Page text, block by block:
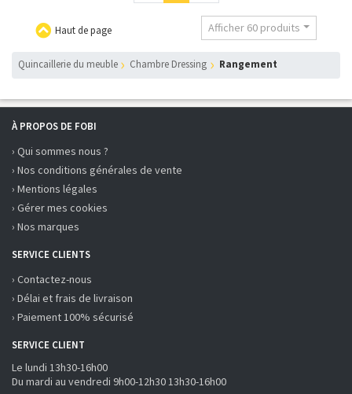
Haut de page Afficher 60 produits
Quincaillerie du meuble Chambre Dressing Rangement
À PROPOS DE FOBI
› Qui sommes nous ?
› Nos conditions générales de vente
› Mentions légales
› Gérer mes cookies
› Nos marques
SERVICE CLIENTS
› Contactez-nous
› Délai et frais de livraison
› Paiement 100% sécurisé
SERVICE CLIENT
Le lundi 13h30-16h00
Du mardi au vendredi 9h00-12h30 13h30-16h00